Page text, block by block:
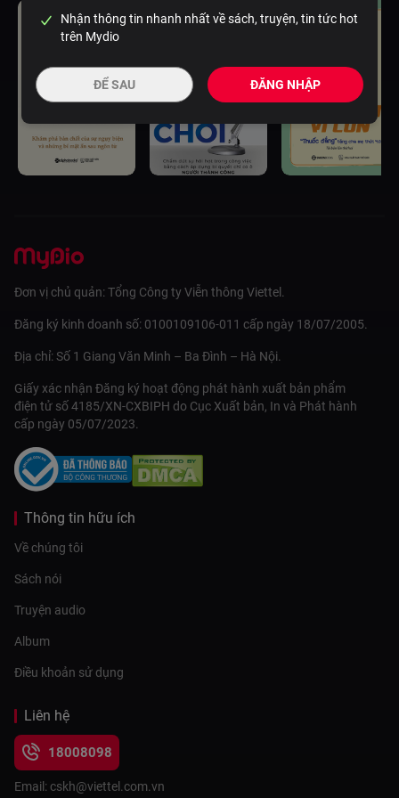
Nhận thông tin nhanh nhất về sách, truyện, tin tức hot
trên Mydio
ĐỂ SAU ĐĂNG NHẬP
Đơn vị chủ quản: Tổng Công ty Viễn thông Viettel.
Đăng ký kinh doanh số: 0100109106-011 cấp ngày 18/07/2005.
Địa chỉ: Số 1 Giang Văn Minh – Ba Đình – Hà Nội.
Giấy xác nhận Đăng ký hoạt động phát hành xuất bản phẩm
điện tử số 4185/XN-CXBIPH do Cục Xuất bản, In và Phát hành
cấp ngày 05/07/2023.
Thông tin hữu ích
Về chúng tôi
Sách nói
Truyện audio
Album
Điều khoản sử dụng
Liên hệ
18008098
Email: cskh@viettel.com.vn